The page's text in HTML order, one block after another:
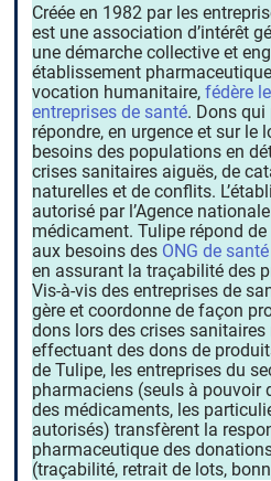
Créée en 1982 par les
est une association d’intérêt
une démarche collective et
établissement
vocation humanitaire,fédère
entreprises de santé. Dons qui
répondre, en urgence et sur le
besoins des populations en
crises sanitaires aiguës, de
naturelles et de conflits.
autorisé par l’Agence
médicament. Tulipe répond
aux besoins des ONG de santé
en assurant la traçabilité des
Vis-à-vis des entreprises de
gère et coordonne de façon
dons lors des crises sanitaires
effectuant des dons de
de Tulipe, les entreprises du
pharmaciens (seuls à pouvoir
des médicaments, les
autorisés) transfèrent la
pharmaceutique des
(traçabilité, retrait de lots,